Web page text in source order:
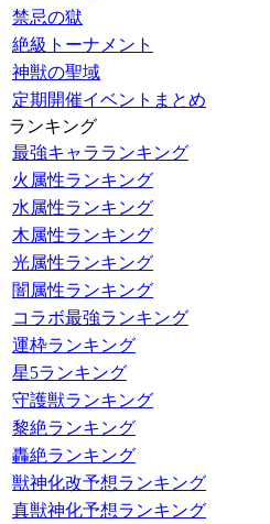
禁忌の獄
絶級トーナメント
神獣の聖域
定期開催イベントまとめ
ランキング
最強キャラランキング
火属性ランキング
水属性ランキング
木属性ランキング
光属性ランキング
闇属性ランキング
コラボ最強ランキング
運枠ランキング
星5ランキング
守護獣ランキング
黎絶ランキング
轟絶ランキング
獣神化改予想ランキング
真獣神化予想ランキング